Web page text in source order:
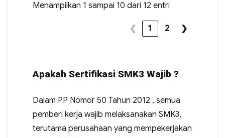
Menampilkan 1 sampai 10 dari 12 entri
❮ 1 2 ❯
Apakah Sertifikasi SMK3 Wajib ?
Dalam PP Nomor 50 Tahun 2012 , semua
pemberi kerja wajib melaksanakan SMK3,
terutama perusahaan yang mempekerjakan